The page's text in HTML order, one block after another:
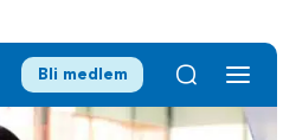
Bli medlem